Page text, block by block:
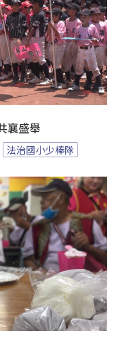
襄盛舉
法治國小少棒隊